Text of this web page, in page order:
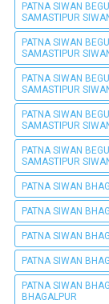
PATNA SIWAN
SAMASTIPUR
PATNA SIWAN
SAMASTIPUR
PATNA SIWAN
SAMASTIPUR
PATNA SIWAN
SAMASTIPUR
PATNA SIWAN
SAMASTIPUR
PATNA SIWAN
PATNA SIWAN
PATNA SIWAN
PATNA SIWAN
PATNA SIWAN
BHAGALPUR